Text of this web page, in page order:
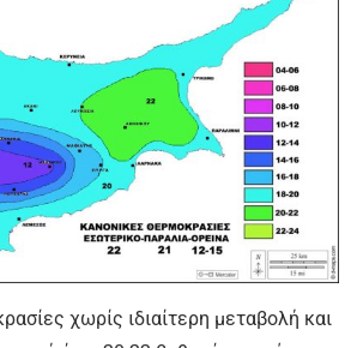
χωρίς ιδιαίτερη μεταβολή και